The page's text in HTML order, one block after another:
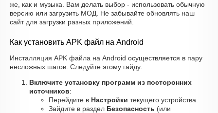
же, как и музыка. Вам делать выбор - использовать обычную
версию или загрузить МОД. Не забывайте обновлять наш
сайт для загрузки разных приложений.
Как установить APK файл на Android
Инсталляция APK файла на Android осуществляется в пару
несложных шагов. Следуйте этому гайду:
Включите установку программ из посторонних
источников:
Перейдите в Настройки текущего устройства.
Зайдите в раздел Безопасность (или